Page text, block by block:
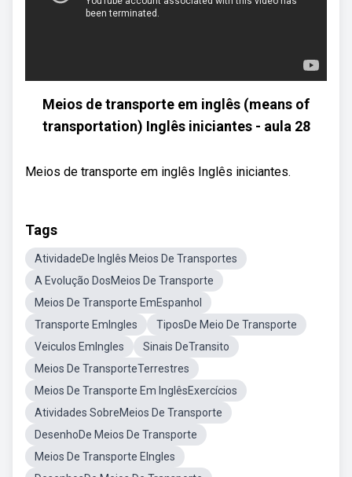
Meios de transporte em inglês (means of
transportation) Inglês iniciantes - aula 28
Meios de transporte em inglês Inglês iniciantes.
Tags
AtividadeDe Inglês Meios De Transportes
A Evolução DosMeios De Transporte
Meios De Transporte EmEspanhol
Transporte EmIngles
TiposDe Meio De Transporte
Veiculos EmIngles
Sinais DeTransito
Meios De TransporteTerrestres
Meios De Transporte Em InglêsExercícios
Atividades SobreMeios De Transporte
DesenhoDe Meios De Transporte
Meios De Transporte EIngles